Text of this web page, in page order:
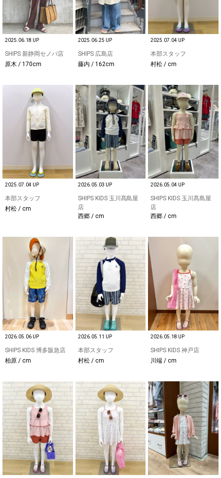
2025.06.18 UP
SHIPS 新静岡セノバ店
原木 / 170cm
2025.06.25 UP
SHIPS 広島店
藤内 / 162cm
2025.07.04 UP
本部スタッフ
村松 / cm
2025.07.04 UP
本部スタッフ
村松 / cm
2026.05.03 UP
SHIPS KIDS 玉川髙島屋
店
西郷 / cm
2026.05.04 UP
SHIPS KIDS 玉川髙島屋
店
西郷 / cm
2026.05.06 UP
SHIPS KIDS 博多阪急店
柏原 / cm
2026.05.11 UP
本部スタッフ
村松 / cm
2026.05.18 UP
SHIPS KIDS 神戸店
川端 / cm